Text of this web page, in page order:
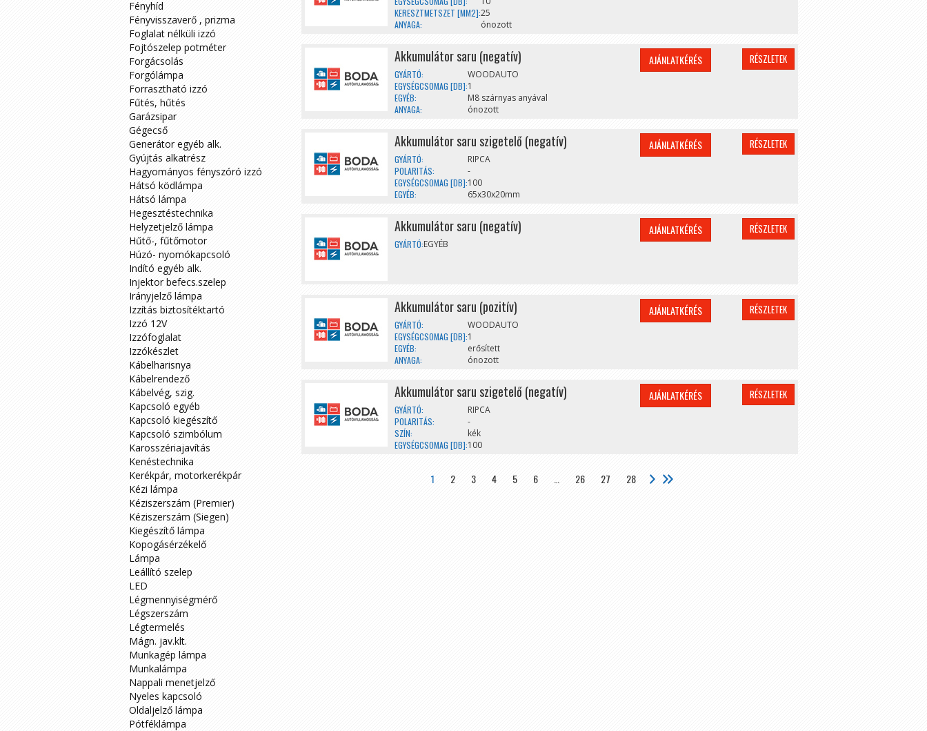
KERESZTMETSZET [MM2]:25
ANYAGA:
ónozott
Akkumulátor saru (negatív)
GYÁRTÓ:
WOODAUTO
EGYSÉGCSOMAG [DB]:1
EGYÉB:
M8 szárnyas anyával
ANYAGA:
ónozott
AJÁNLATKÉRÉS RÉSZLETEK
Akkumulátor saru szigetelő (negatív)
GYÁRTÓ:
RIPCA
POLARITÁS:
-
EGYSÉGCSOMAG [DB]:100
EGYÉB:
65x30x20mm
AJÁNLATKÉRÉS RÉSZLETEK
Akkumulátor saru (negatív)
GYÁRTÓ:EGYÉB
AJÁNLATKÉRÉS RÉSZLETEK
Akkumulátor saru (pozitív)
GYÁRTÓ:
WOODAUTO
EGYSÉGCSOMAG [DB]:1
EGYÉB:
erősített
ANYAGA:
ónozott
AJÁNLATKÉRÉS RÉSZLETEK
Akkumulátor saru szigetelő (negatív)
GYÁRTÓ:
RIPCA
POLARITÁS:
-
SZÍN:
kék
EGYSÉGCSOMAG [DB]:100
AJÁNLATKÉRÉS RÉSZLETEK
1 2 3 4 5 6 26 27 28
Fényhíd
Fényvisszaverő , prizma
Foglalat nélküli izzó
Fojtószelep potméter
Forgácsolás
Forgólámpa
Forrasztható izzó
Fűtés, hűtés
Garázsipar
Gégecső
Generátor egyéb alk.
Gyújtás alkatrész
Hagyományos fényszóró izzó
Hátsó ködlámpa
Hátsó lámpa
Hegesztéstechnika
Helyzetjelző lámpa
Hűtő-, fűtőmotor
Húzó- nyomókapcsoló
Indító egyéb alk.
Injektor befecs.szelep
Irányjelző lámpa
Izzítás biztosítéktartó
Izzó 12V
Izzófoglalat
Izzókészlet
Kábelharisnya
Kábelrendező
Kábelvég, szig.
Kapcsoló egyéb
Kapcsoló kiegészítő
Kapcsoló szimbólum
Karosszériajavítás
Kenéstechnika
Kerékpár, motorkerékpár
Kézi lámpa
Kéziszerszám (Premier)
Kéziszerszám (Siegen)
Kiegészítő lámpa
Kopogásérzékelő
Lámpa
Leállító szelep
LED
Légmennyiségmérő
Légszerszám
Légtermelés
Mágn. jav.klt.
Munkagép lámpa
Munkalámpa
Nappali menetjelző
Nyeles kapcsoló
Oldaljelző lámpa
Pótféklámpa